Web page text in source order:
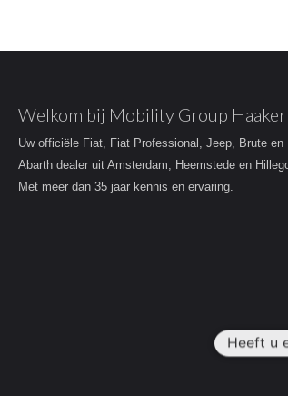
Welkom bij Mobility Group Haaker
Uw officiële Fiat, Fiat Professional, Jeep, Brute en
Abarth dealer uit Amsterdam, Heemstede en
Met meer dan 35 jaar kennis en ervaring.
Heeft u